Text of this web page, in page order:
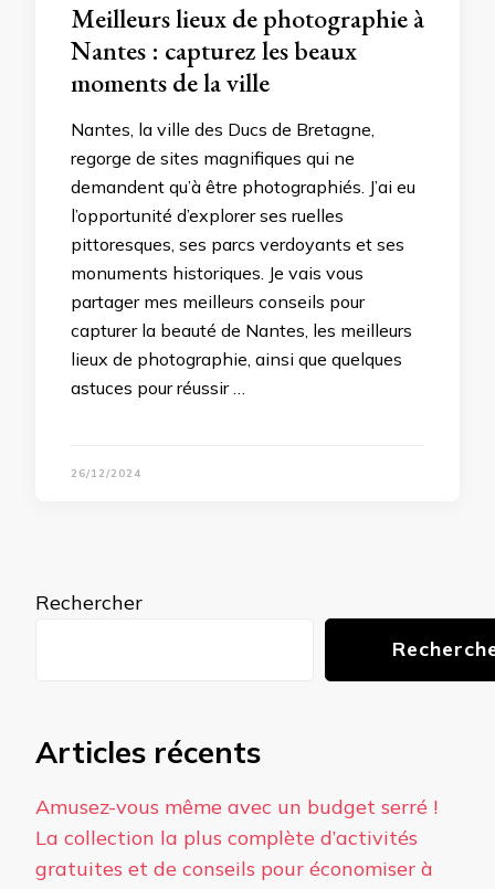
Meilleurs lieux de photographie à
Nantes : capturez les beaux
moments de la ville
Nantes, la ville des Ducs de Bretagne,
regorge de sites magnifiques qui ne
demandent qu’à être photographiés. J’ai eu
l’opportunité d’explorer ses ruelles
pittoresques, ses parcs verdoyants et ses
monuments historiques. Je vais vous
partager mes meilleurs conseils pour
capturer la beauté de Nantes, les meilleurs
lieux de photographie, ainsi que quelques
astuces pour réussir …
26/12/2024
Rechercher
Articles récents
Amusez-vous même avec un budget serré !
La collection la plus complète d’activités
gratuites et de conseils pour économiser à